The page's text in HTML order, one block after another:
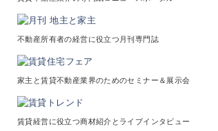
不動産所有者の経営に役立つ月刊専門誌
家主と賃貸不動産業界のためのセミナー＆展示会
賃貸経営に役立つ商材紹介とライブインタビュー